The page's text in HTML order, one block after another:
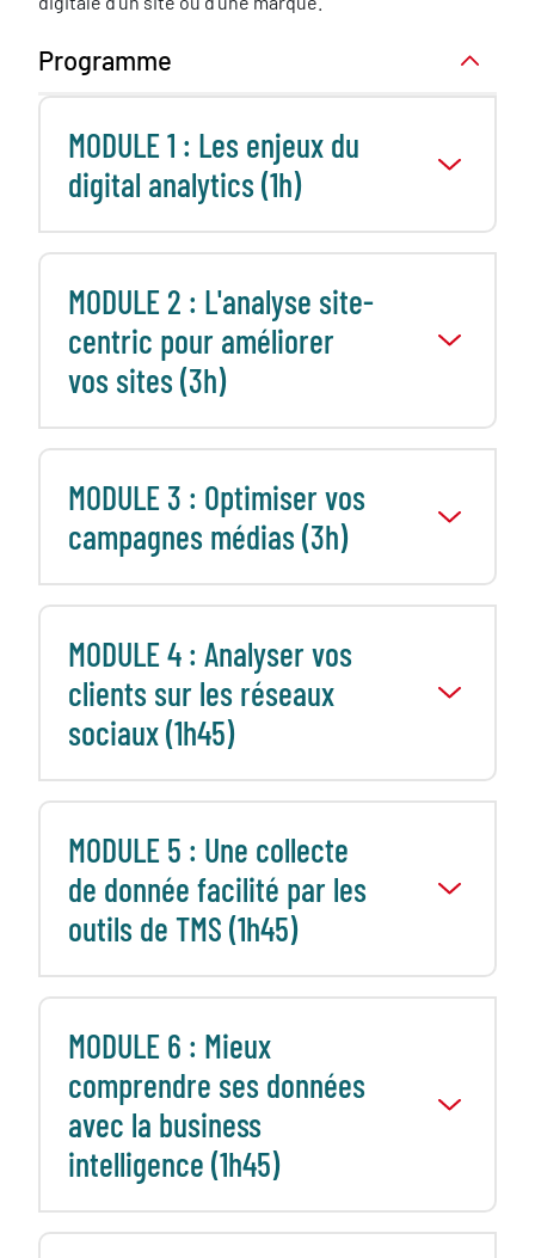
Programme
MODULE 1 : Les enjeux du
digital analytics (1h)
MODULE 2 : L'analyse site-
centric pour améliorer
vos sites (3h)
MODULE 3 : Optimiser vos
campagnes médias (3h)
MODULE 4 : Analyser vos
clients sur les réseaux
sociaux (1h45)
MODULE 5 : Une collecte
de donnée facilité par les
outils de TMS (1h45)
MODULE 6 : Mieux
comprendre ses données
avec la business
intelligence (1h45)